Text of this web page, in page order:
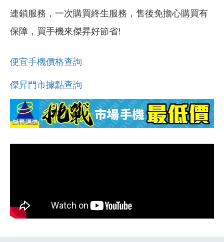
連鎖服務，一次購買終生服務，售後免擔心購買有
保障，買手機來傑昇好節省!
便宜手機價格查詢
傑昇門市據點查詢